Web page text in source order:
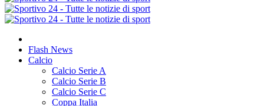
Flash News
Calcio
Calcio Serie A
Calcio Serie B
Calcio Serie C
Coppa Italia